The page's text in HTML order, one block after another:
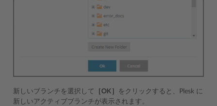
新しいブランチを選択して ［OK］
をクリックすると、Plesk に
新しいアクティブブランチが表示されます。